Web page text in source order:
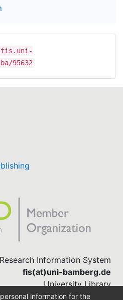
95632
Information System
fis(at)uni-bamberg.de
University Library
(0951) 863-1568
information for the